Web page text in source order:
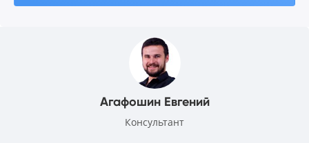
Агафошин Евгений
Консультант